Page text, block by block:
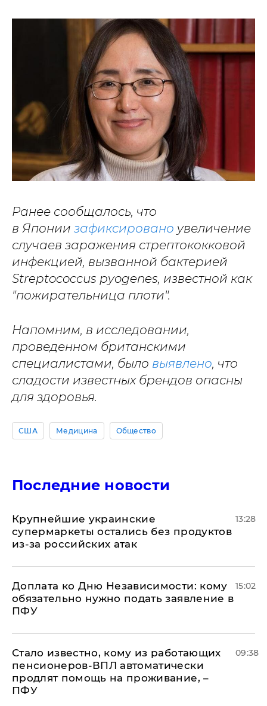
Ранее сообщалось, что
в Японии зафиксировано увеличение
случаев заражения стрептококковой
инфекцией, вызванной бактерией
Streptococcus pyogenes, известной как
"пожирательница плоти".
Напомним, в исследовании,
проведенном британскими
специалистами, было выявлено, что
сладости известных брендов опасны
для здоровья.
США Медицина Общество
Последние новости
Крупнейшие украинские
супермаркеты остались без продуктов
из-за российских атак
13:28
Доплата ко Дню Независимости: кому
обязательно нужно подать заявление в
ПФУ
15:02
Стало известно, кому из работающих
пенсионеров-ВПЛ автоматически
продлят помощь на проживание, –
ПФУ
09:38